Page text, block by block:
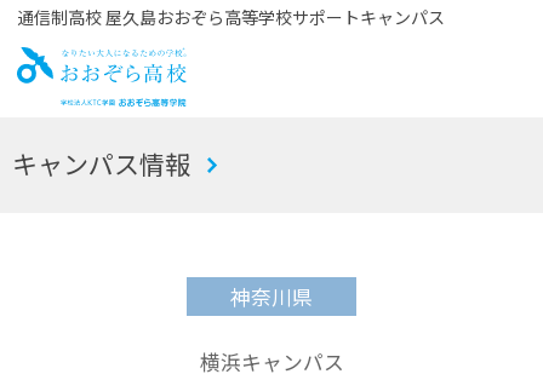
通信制高校 屋久島おおぞら高等学校サポートキャンパス
お
キャンパス情報
神奈川県
横浜キャンパス